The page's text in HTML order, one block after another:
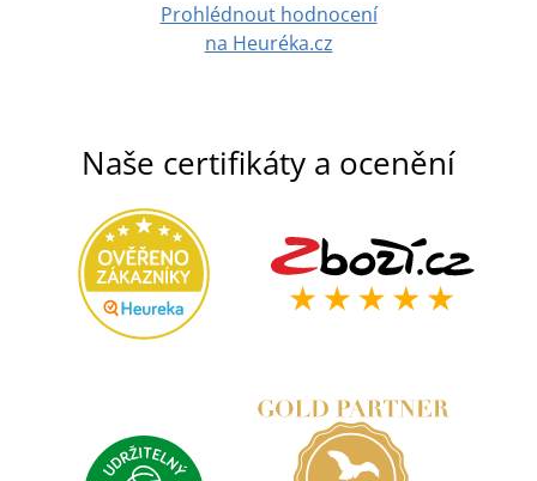
Prohlédnout hodnocení
na Heuréka.cz
Naše certifikáty a ocenění